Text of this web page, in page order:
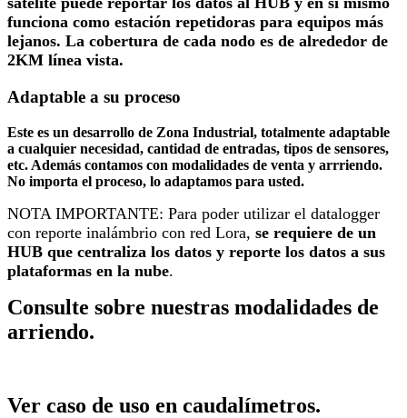
funciona como estación repetidoras para equipos más
lejanos. La cobertura de cada nodo es de alrededor de
2KM línea vista.
Adaptable a su proceso
Este es un desarrollo de Zona Industrial, totalmente adaptable
a cualquier necesidad, cantidad de entradas, tipos de sensores,
etc. Además contamos con modalidades de venta y arrriendo.
No importa el proceso, lo adaptamos para usted.
NOTA IMPORTANTE: Para poder utilizar el datalogger
con reporte inalámbrio con red Lora, se requiere de un
HUB que centraliza los datos y reporte los datos a sus
plataformas en la nube.
Consulte sobre nuestras modalidades de
arriendo.
Ver caso de uso en caudalímetros.